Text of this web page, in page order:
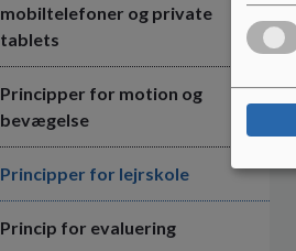
mobiltelefoner og private
tablets
Principper for motion og
bevægelse
Principper for lejrskole
Princip for evaluering